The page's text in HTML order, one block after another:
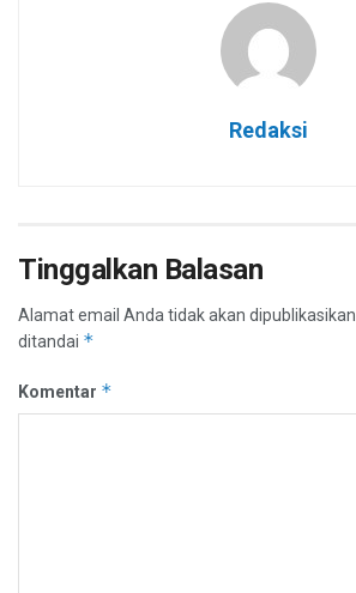
Redaksi
Tinggalkan Balasan
Alamat email Anda tidak akan dipublikasikan.
ditandai *
Komentar *